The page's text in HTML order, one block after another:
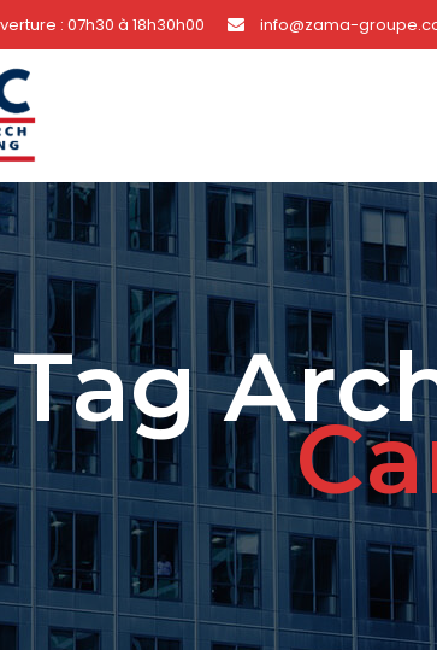
: 07h30 à 18h30h00 info@zama-
Tag